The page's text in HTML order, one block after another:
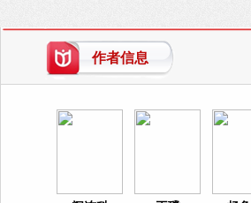
作者信息